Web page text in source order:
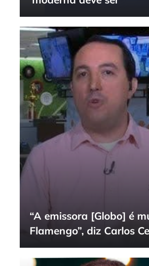
“A emissora [Globo] é
Flamengo”, diz Carlos